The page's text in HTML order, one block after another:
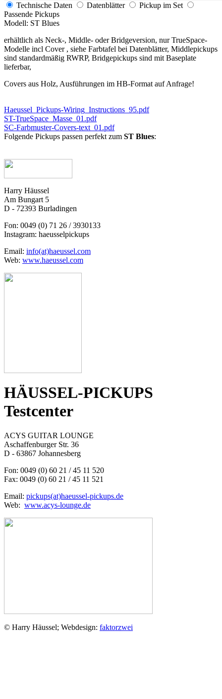
Technische Daten Datenblätter
Pickup im Set
Passende Pickups
Modell: ST Blues
erhältlich als Neck-, Middle- oder Bridgeversion, nur TrueSpace-
Modelle incl Cover , siehe Farbtafel bei Datenblätter, Middlepickups
sind standardmäßig RWRP, Bridgepickups sind mit Baseplate
lieferbar,
Covers aus Holz, Ausführungen im HB-Format auf Anfrage!
Haeussel_Pickups-Wiring_Instructions_95.pdf
ST-TrueSpace_Masse_01.pdf
SC-Farbmuster-Covers-text_01.pdf
Folgende Pickups passen perfekt zum ST Blues:
Harry Häussel
Am Bungart 5
D - 72393 Burladingen
Fon: 0049 (0) 71 26 / 3930133
Instagram: haeusselpickups
Email: info(at)haeussel.com
Web: www.haeussel.com
HÄUSSEL-PICKUPS
Testcenter
ACYS GUITAR LOUNGE
Aschaffenburger Str. 36
D - 63867 Johannesberg
Fon: 0049 (0) 60 21 / 45 11 520
Fax: 0049 (0) 60 21 / 45 11 521
Email: pickups(at)haeussel-pickups.de
Web: www.acys-lounge.de
© Harry Häussel; Webdesign: faktorzwei